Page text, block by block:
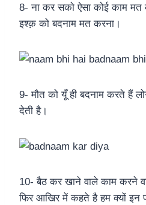
8- ना कर सको ऐसा कोई काम मत
इश्क़ को बदनाम मत करना।
9- मौत को यूँ ही बदनाम करते हैं
देती है।
10- बैठ कर खाने वाले काम करने
फिर आखिर में कहते है हम क्यों इन